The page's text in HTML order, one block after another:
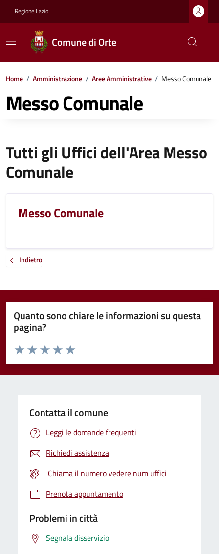
Regione Lazio
Comune di Orte
Home / Amministrazione / Aree Amministrative / Messo Comunale
Messo Comunale
Tutti gli Uffici dell'Area Messo
Comunale
Messo Comunale
Indietro
Quanto sono chiare le informazioni su questa
pagina?
Valuta da 1 a 5 stelle la pagina
Valuta 5 stelle su 5
Valuta 4 stelle su 5
Valuta 3 stelle su 5
Valuta 2 stelle su 5
Valuta 1 stelle su 5
Contatta il comune
Leggi le domande frequenti
Richiedi assistenza
Chiama il numero vedere num uffici
Prenota appuntamento
Problemi in città
Segnala disservizio